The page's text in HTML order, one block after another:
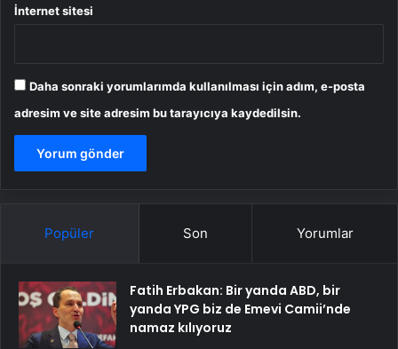
İnternet sitesi
Daha sonraki yorumlarımda kullanılması için adım, e-posta
adresim ve site adresim bu tarayıcıya kaydedilsin.
Popüler Son Yorumlar
Fatih Erbakan: Bir yanda ABD, bir
yanda YPG biz de Emevi Camii’nde
namaz kılıyoruz